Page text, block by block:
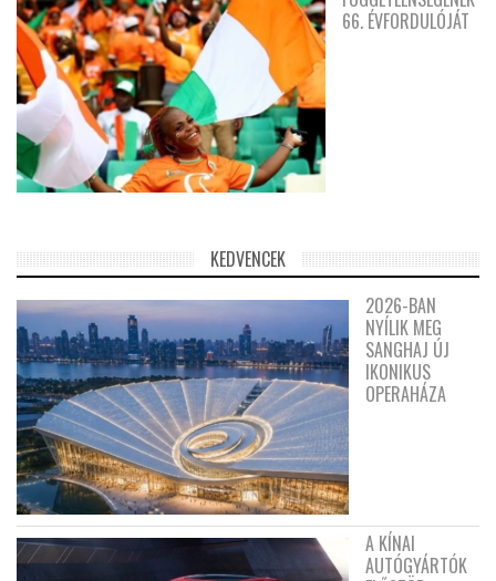
66. ÉVFORDULÓJÁT
KEDVENCEK
2026-BAN
NYÍLIK MEG
SANGHAJ ÚJ
IKONIKUS
OPERAHÁZA
A KÍNAI
AUTÓGYÁRTÓK